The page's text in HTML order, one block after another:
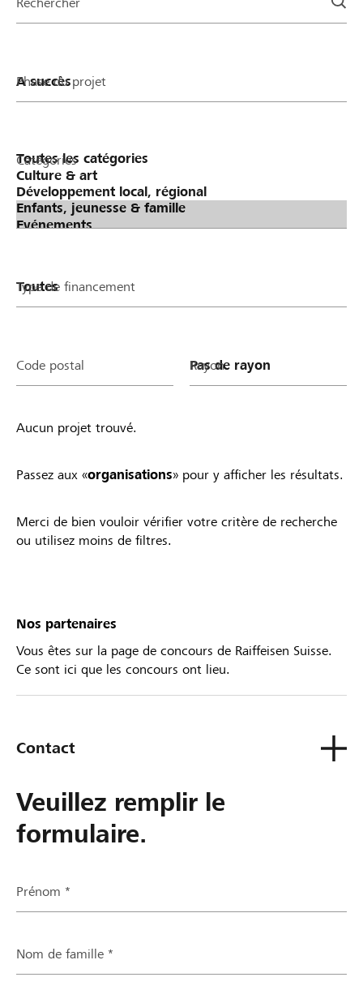
Phase du projet
Catégories
Type de financement
Code postal Rayon
Aucun projet trouvé.
Passez aux «organisations» pour y afficher les résultats.
Merci de bien vouloir vérifier votre critère de recherche
ou utilisez moins de filtres.
Nos partenaires
Vous êtes sur la page de concours de Raiffeisen Suisse.
Ce sont ici que les concours ont lieu.
Contact
Veuillez remplir le
formulaire.
Prénom *
Nom de famille *